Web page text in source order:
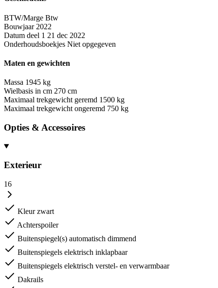
BTW/Marge Btw
Bouwjaar 2022
Datum deel 1 21 dec 2022
Onderhoudsboekjes Niet opgegeven
Maten en gewichten
Massa 1945 kg
Wielbasis in cm 270 cm
Maximaal trekgewicht geremd 1500 kg
Maximaal trekgewicht ongeremd 750 kg
Opties & Accessoires
Exterieur
16
Kleur zwart
Achterspoiler
Buitenspiegel(s) automatisch dimmend
Buitenspiegels elektrisch inklapbaar
Buitenspiegels elektrisch verstel- en verwarmbaar
Dakrails